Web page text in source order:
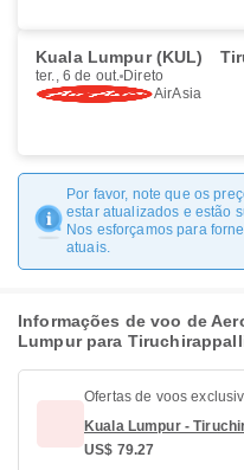
Kuala Lumpur (KUL)
ter., 6 de out. Direto
AirAsia
Por favor, note que os
estar atualizados e estão
Nos esforçamos para
atuais.
Informações de voo de
Lumpur para
Ofertas de voos
Kuala Lumpur -
US$ 79.27